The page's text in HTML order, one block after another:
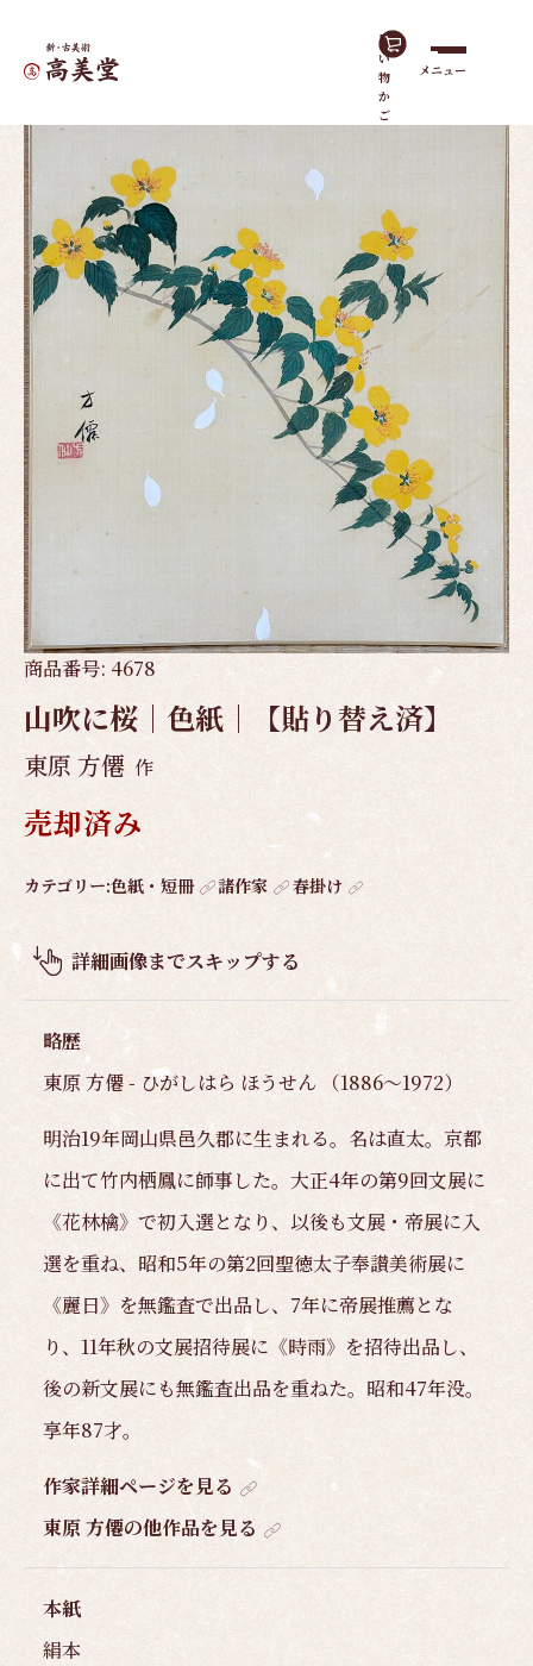
買
い
物
か
ご
メニュー
ホーム作品一覧 山吹に桜｜色紙｜【貼り替え済】
商品番号: 4678
山吹に桜｜色紙｜【貼り替え済】
東原 方僊 作
売却済み
作
概
要
カテゴリー:色紙・短冊 諸作家 春掛け
詳細画像までスキップする
略歴
東原 方僊 - ひがしはら ほうせん （1886～1972）
明治19年岡山県邑久郡に生まれる。名は直太。京都
に出て竹内栖鳳に師事した。大正4年の第9回文展に
《花林檎》で初入選となり、以後も文展・帝展に入
選を重ね、昭和5年の第2回聖徳太子奉讃美術展に
《麗日》を無鑑査で出品し、7年に帝展推薦とな
り、11年秋の文展招待展に《時雨》を招待出品し、
後の新文展にも無鑑査出品を重ねた。昭和47年没。
享年87才。
作家詳細ページを見る
東原 方僊の他作品を見る
本紙
絹本